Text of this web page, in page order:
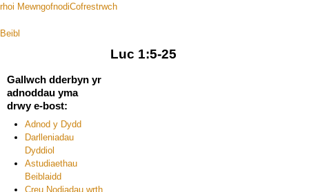
rhoi MewngofnodiCofrestrwch
Beibl
Gallwch dderbyn yr
adnoddau yma
drwy e-bost:
Adnod y Dydd
Darlleniadau
Dyddiol
Astudiaethau
Beiblaidd
Creu Nodiadau wrth
Luc 1:5-25